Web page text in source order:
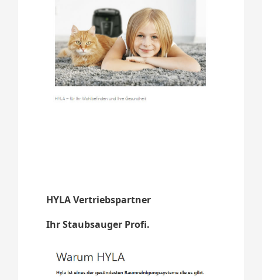
HYLA Vertriebspartner
Ihr Staubsauger Profi.